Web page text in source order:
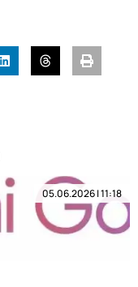
05.06.2026 | 11:18